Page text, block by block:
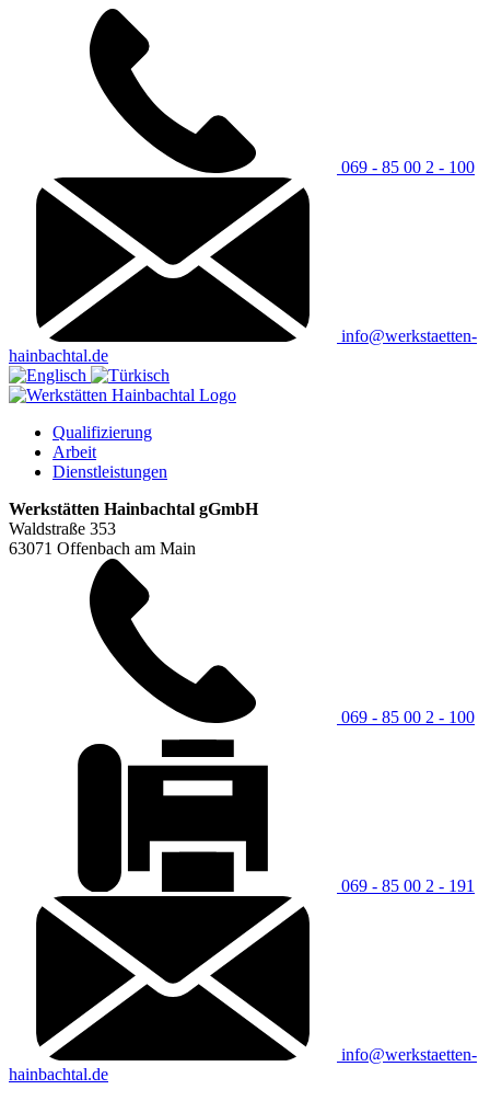
069 - 85 00 2 - 100
info@werkstaetten-
hainbachtal.de
Qualifizierung
Arbeit
Dienstleistungen
Werkstätten Hainbachtal gGmbH
Waldstraße 353
63071 Offenbach am Main
069 - 85 00 2 - 100
069 - 85 00 2 - 191
info@werkstaetten-
hainbachtal.de